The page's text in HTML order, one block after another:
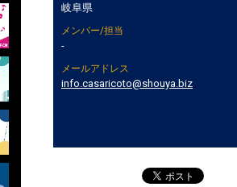
岐阜県
メンバー/担当
-
メールアドレス
info.casaricoto@shouya.biz